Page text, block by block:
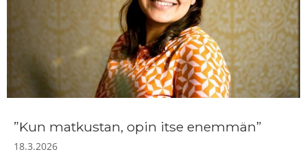
”Kun matkustan, opin itse enemmän”
18.3.2026